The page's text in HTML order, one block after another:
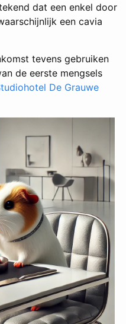
dat een enkel door
een cavia
tevens gebruiken
de eerste mengsels
De Grauwe